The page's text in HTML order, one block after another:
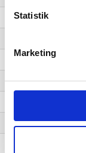
Statistik
Marketing
Dyrkning af
Avl af malkekvæg
Dyrkning af druer
Dyrkning af
Dyrkning af andre